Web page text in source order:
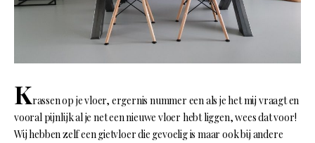
Krassen op je vloer, ergernis nummer een als je het mij vraagt en
vooral pijnlijk al je net een nieuwe vloer hebt liggen, wees dat voor!
Wij hebben zelf een gietvloer die gevoelig is maar ook bij andere